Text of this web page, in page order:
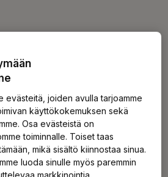
työkykyä
tarvittavaa
evästeitä, joiden avulla tarjoamme
käyttökokemuksen sekä
Osa evästeistä on
toiminnalle. Toiset taas
mikä sisältö kiinnostaa sinua.
luoda sinulle myös paremmin
markkinointia.